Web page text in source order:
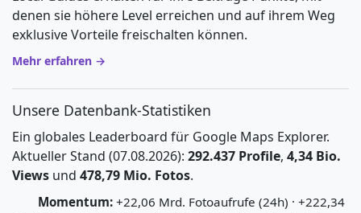
denen sie höhere Level erreichen und auf ihrem Weg
exklusive Vorteile freischalten können.
Mehr erfahren →
Unsere Datenbank-Statistiken
Ein globales Leaderboard für Google Maps Explorer.
Aktueller Stand (07.08.2026): 292.437 Profile, 4,34 Bio.
Views und 478,79 Mio. Fotos.
Momentum: +22,06 Mrd. Fotoaufrufe (24h) · +222,34